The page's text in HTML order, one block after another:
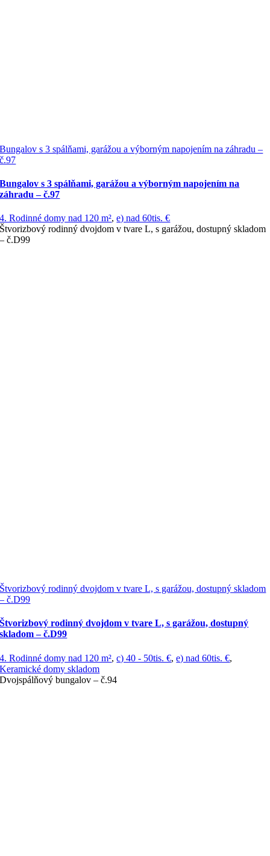
Bungalov s 3 spálňami, garážou a výborným napojením na záhradu –
č.97
Bungalov s 3 spálňami, garážou a výborným napojením na
záhradu – č.97
4. Rodinné domy nad 120 m²,e) nad 60tis. €
Štvorizbový rodinný dvojdom v tvare L, s garážou, dostupný skladom
– č.D99
Štvorizbový rodinný dvojdom v tvare L, s garážou, dostupný skladom
– č.D99
Štvorizbový rodinný dvojdom v tvare L, s garážou, dostupný
skladom – č.D99
4. Rodinné domy nad 120 m²,c) 40 - 50tis. €,e) nad 60tis. €,
Keramické domy skladom
Dvojspálňový bungalov – č.94